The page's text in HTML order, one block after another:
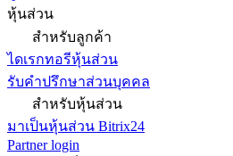
หุ้นส่วน
สำหรับลูกค้า
ไดเรกทอรีหุ้นส่วน
รับคำปรึกษาส่วนบุคคล
สำหรับหุ้นส่วน
มาเป็นหุ้นส่วน Bitrix24
Partner login